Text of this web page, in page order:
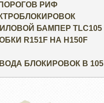
РИФ
БАМПЕР TLC105
R151F НА H150F
БЛОКИРОВОК В 105